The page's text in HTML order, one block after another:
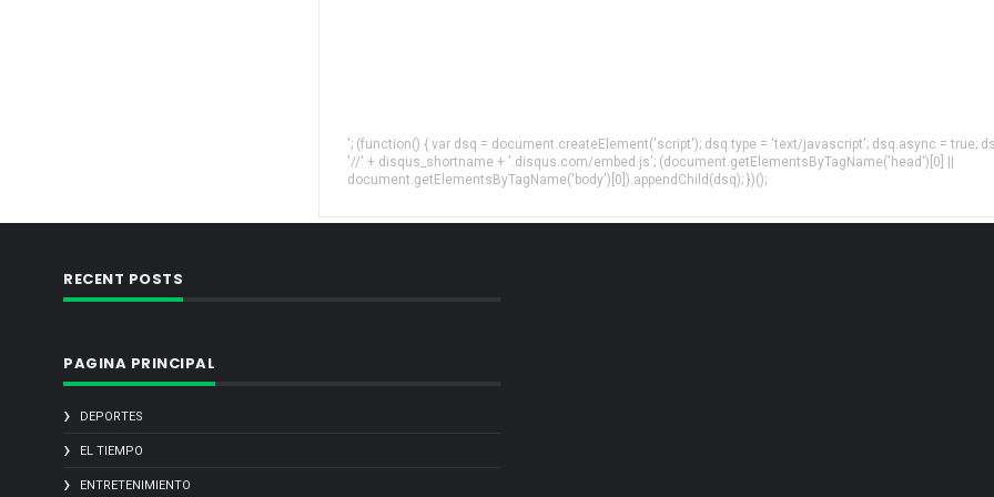
'; (function() { var dsq = document.createElement('script'); dsq.type = 'text/javascript'; dsq.async = true;
'//' + disqus_shortname + '.disqus.com/embed.js'; (document.getElementsByTagName('head')[0] ||
document.getElementsByTagName('body')[0]).appendChild(dsq); })();
RECENT POSTS
PAGINA PRINCIPAL
DEPORTES
EL TIEMPO
ENTRETENIMIENTO